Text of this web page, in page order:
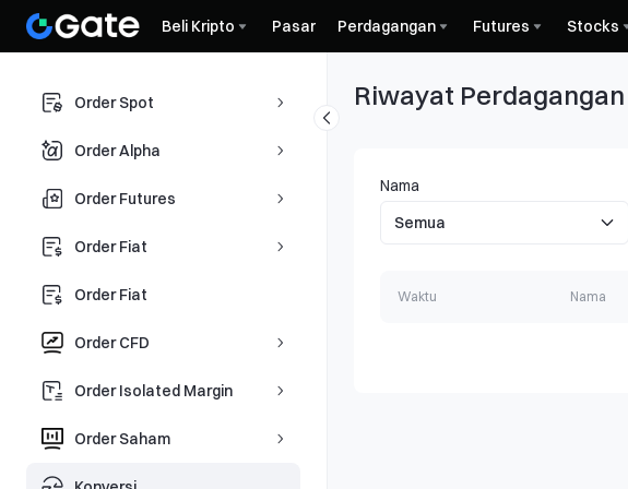
Beli Kripto Pasar Perdagangan Futures Stocks
Order Spot
Order Alpha
Order Futures
Order Fiat
Order Fiat
Order CFD
Order Isolated Margin
Order Saham
Riwayat Perdagangan
Nama
Waktu Nama